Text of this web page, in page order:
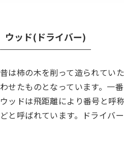
ウッド(ドライバー)
昔は柿の木を削って造られてい
わせたものとなっています。一
ウッドは飛距離により番号と呼
どと呼ばれています。ドライバ